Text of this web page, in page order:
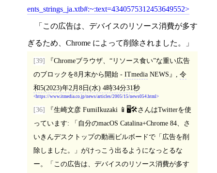
ents_strings_ja.xtb#:~:text=4340575312453649552
「この広告は、デバイスのリソース消費が多す
ぎるため、Chrome によって削除されました。」
[39]
Chromeブラウザ、“リソース食い”な重い広告
のブロックを8月末から開始 - ITmediaNEWS
令
和5(2023)年2月8日(水) 4時34分31秒
https://www.itmedia.co.jp/news/articles/2005/15/news054.html
[36]
生崎文彦 FumiIkuzaki 📱🖥️🛠️さんはTwitterを使
っています: 「自分のmacOS Catalina+Chrome 84、さ
いきんデスクトップの動画ビルボードで「広告を削
除しました。」がけっこう出るようになっとるな
ー。「この広告は、デバイスのリソース消費が多す